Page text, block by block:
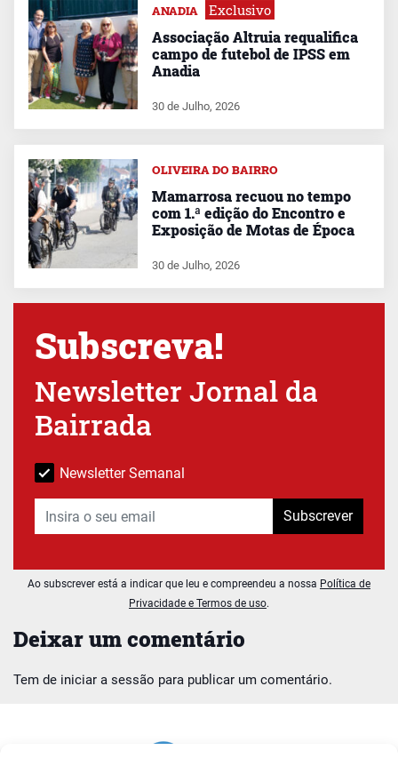
Deixar um comentário
Tem de iniciar a sessão para publicar um comentário.
ANADIA Exclusivo
Associação Altruia requalifica
campo de futebol de IPSS em
Anadia
30 de Julho, 2026
OLIVEIRA DO BAIRRO
Mamarrosa recuou no tempo
com 1.ª edição do Encontro e
Exposição de Motas de Época
30 de Julho, 2026
Subscreva!
Newsletter Jornal da
Bairrada
Newsletter Semanal
Subscrever
Ao subscrever está a indicar que leu e compreendeu a nossa Política de
Privacidade e Termos de uso.